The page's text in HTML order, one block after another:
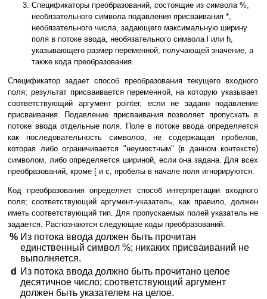
Спецификаторы преобразований, состоящие из символа %,
необязательного символа подавления присваивания *,
необязательного числа, задающего максимальную ширину
поля в потоке ввода, необязательного символа l или h,
указывающего размер переменной, получающей значение, а
также кода преобразования.
Спецификатор задает способ преобразования текущего входного
поля; результат присваивается переменной, на которую указывает
соответствующий аргумент pointer, если не задано подавление
присваивания. Подавление присваивания позволяет пропускать в
потоке ввода отдельные поля. Поле в потоке ввода определяется
как последовательность символов, не содержащая пробелов,
которая либо ограничивается "неуместным" (в данном контексте)
символом, либо определяется шириной, если она задана. Для всех
преобразований, кроме [ и c, пробелы в начале поля игнорируются.
Код преобразования определяет способ интерпретации входного
поля; соответствующий аргумент-указатель, как правило, должен
иметь соответствующий тип. Для пропускаемых полей указатель не
задается. Распознаются следующие коды преобразований:
% Из потока ввода должен быть прочитан
единственный символ %; никаких присваиваний не
выполняется.
d
Из потока ввода должно быть прочитано целое
десятичное число; соответствующий аргумент
должен быть указателем на целое.